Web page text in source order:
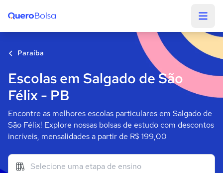
Paraíba
Escolas em Salgado de São
Félix - PB
Encontre as melhores escolas particulares em Salgado de
São Félix! Explore nossas bolsas de estudo com descontos
incríveis, mensalidades a partir de R$ 199,00